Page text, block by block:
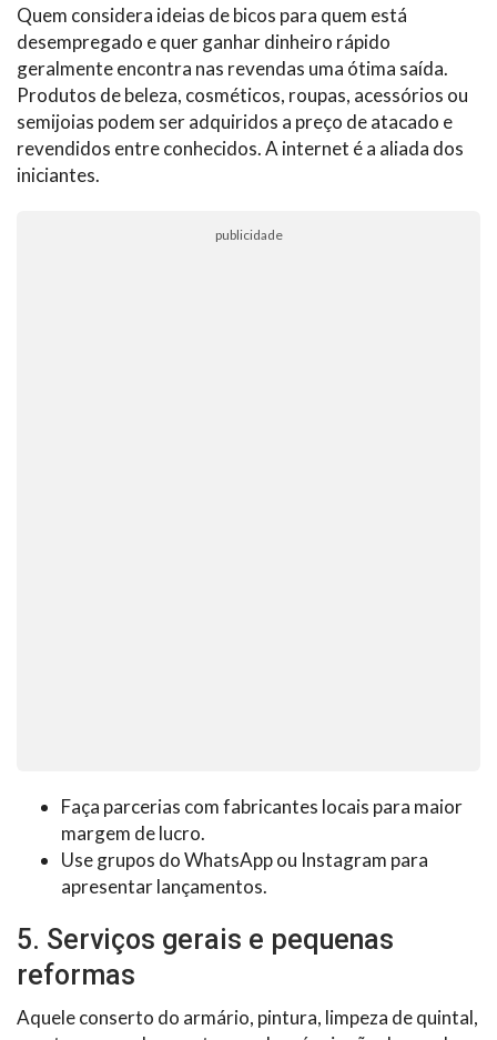
Quem considera ideias de bicos para quem está
desempregado e quer ganhar dinheiro rápido
geralmente encontra nas revendas uma ótima saída.
Produtos de beleza, cosméticos, roupas, acessórios ou
semijoias podem ser adquiridos a preço de atacado e
revendidos entre conhecidos. A internet é a aliada dos
iniciantes.
publicidade
Faça parcerias com fabricantes locais para maior
margem de lucro.
Use grupos do WhatsApp ou Instagram para
apresentar lançamentos.
5. Serviços gerais e pequenas
reformas
Aquele conserto do armário, pintura, limpeza de quintal,